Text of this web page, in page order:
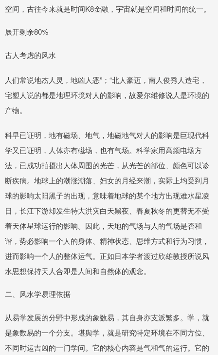
空间，古往今来就是时间K8金融，宇宙就是空间和时间的统一。
展开剩余80%
古人考虑的风水
人们常说地杰人灵，地凶人恶”；“北人豪迈，南人俊秀人造宅，
宅塑人说的都是地理环境对人的影响，故爱尔维修说人是环境的
产物。
科早已证明，地有磁场、地气，地磁地气对人的影响是巨现代科
学又已证明，人体亦有磁场，也有气场。科学家用高频电场方
法，已成功拍摄出人体周围的光芒，从光芒的部位、颜色可以诊
断疾病。地球上的潮涨潮落、妇女的月经来潮，实际上均受到月
球的影响太阳黑子的出现，意味着地球的某个地方出现难水星凌
日，长江下游却发生特大洪灾白天黑夜、春夏秋冬的更替无不受
着天体星球运行的影响。因此，天地的气场与人的气场是否和
谐，势必影响一个人的身体、精神状态、思维方式和行为习惯，
进而影响一个人的整体运气。正如日本学者渡过欣雄教授所说风
水思想保持天人合即是人间和自然体的观念。
二、风水学易理依据
从易学发展的分野中形成的象数易，其自身亦支派繁多。学，就
是象数易的一个分支。堪舆学，就是研究特定环境在不同方位、
不同时运吉凶的一门学问。它的核心内容是气和气的运行。它的